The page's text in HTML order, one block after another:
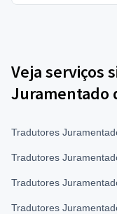
Veja serviços
Juramentado
Tradutores
Tradutores
Tradutores
Tradutores